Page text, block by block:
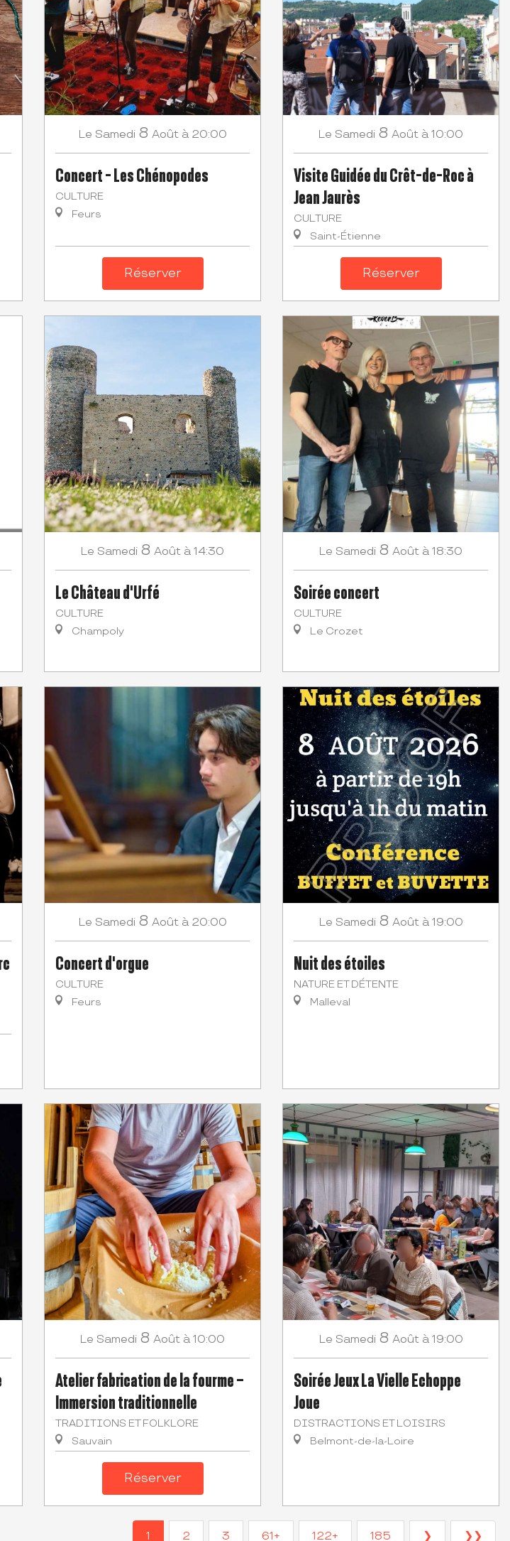
Le Samedi 8 Août à 20:00
Concert - Les Chénopodes
CULTURE
Feurs
Réserver
Le Samedi 8 Août à 10:00
Visite Guidée du Crêt-de-Roc à
Jean Jaurès
CULTURE
Saint-Étienne
Réserver
Le Samedi 8 Août à 14:30
Le Château d'Urfé
CULTURE
Champoly
Le Samedi 8 Août à 18:30
Soirée concert
CULTURE
Le Crozet
Le Samedi 8 Août à 20:00
Concert d'orgue
CULTURE
Feurs
Le Samedi 8 Août à 19:00
Nuit des étoiles
NATURE ET DÉTENTE
Malleval
Le Samedi 8 Août à 10:00
Atelier fabrication de la fourme –
Immersion traditionnelle
TRADITIONS ET FOLKLORE
Sauvain
Réserver
Le Samedi 8 Août à 19:00
Soirée Jeux La Vielle Echoppe
Joue
DISTRACTIONS ET LOISIRS
Belmont-de-la-Loire
1 2 3 61+ 122+ 185 ❯ ❯❯